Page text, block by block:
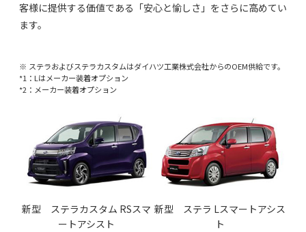
客様に提供する価値である「安心と愉しさ」をさらに高めてい
ます。
※ ステラおよびステラカスタムはダイハツ工業株式会社からのOEM供給です。
*1：Lはメーカー装着オプション
*2：メーカー装着オプション
新型 ステラカスタム RSスマ
ートアシスト
新型 ステラ Lスマートアシス
ト